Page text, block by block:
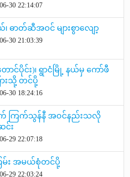
30 22:14:07
ဓာတ်ဆီအဝင် များစွာလျော့
30 21:03:39
ာင်ပိုင်း)၊ ရွာငံမြို့ နယ်မှ ကော်ဖီ
ြားသို့ တင်ပို့
30 18:24:16
ကြက်သွန်နီ အဝင်နည်းသလို
င်း
29 22:07:18
မ်း အမယ်စုံတင်ပို့
29 22:03:24